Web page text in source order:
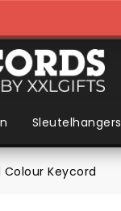
Sleutelhangers
Colour Keycord